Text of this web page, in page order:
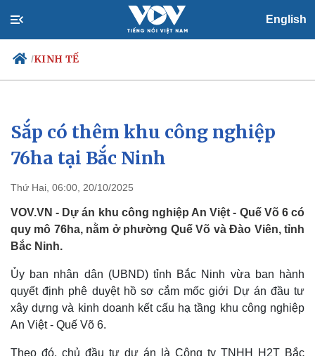
English
/KINH TẾ
Chính trị
Đảng
Tổ chức nhân sự
Nhận diện sự thật
Xã hội
Việc làm
Biển đảo
Sắp có thêm khu công nghiệp
76ha tại Bắc Ninh
Thứ Hai, 06:00, 20/10/2025
VOV.VN - Dự án khu công nghiệp An Việt - Quế Võ 6 có
quy mô 76ha, nằm ở phường Quế Võ và Đào Viên, tỉnh
Bắc Ninh.
Ủy ban nhân dân (UBND) tỉnh Bắc Ninh vừa ban hành
quyết định phê duyệt hồ sơ cắm mốc giới Dự án đầu tư
xây dựng và kinh doanh kết cấu hạ tầng khu công nghiệp
An Việt - Quế Võ 6.
Theo đó, chủ đầu tư dự án là Công ty TNHH H2T Bắc